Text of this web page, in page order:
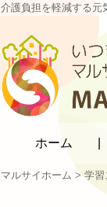
介護負担を軽減する元
マルサ
ホーム
マルサイホーム >学習